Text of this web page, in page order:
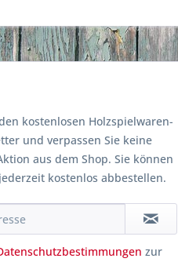
kostenlosen Holzspielwaren-
und verpassen Sie keine
aus dem Shop. Sie können
kostenlos abbestellen.
zur